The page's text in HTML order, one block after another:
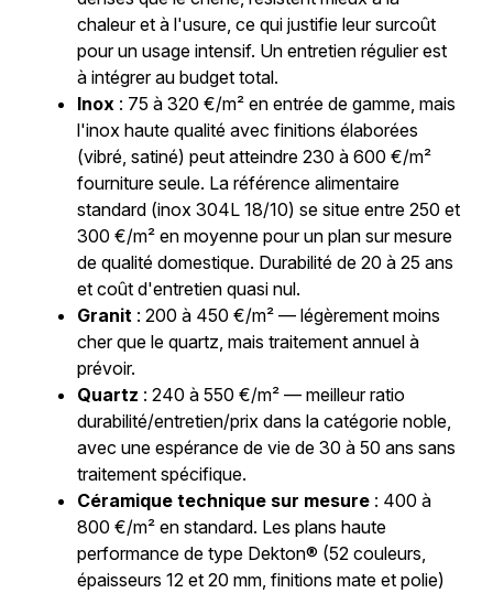
chaleur et à l'usure, ce qui justifie leur surcoût
pour un usage intensif. Un entretien régulier est
à intégrer au budget total.
Inox: 75 à 320 €/m² en entrée de gamme, mais
l'inox haute qualité avec finitions élaborées
(vibré, satiné) peut atteindre 230 à 600 €/m²
fourniture seule. La référence alimentaire
standard (inox 304L 18/10) se situe entre 250 et
300 €/m² en moyenne pour un plan sur mesure
de qualité domestique. Durabilité de 20 à 25 ans
et coût d'entretien quasi nul.
Granit: 200 à 450 €/m² — légèrement moins
cher que le quartz, mais traitement annuel à
prévoir.
Quartz : 240 à 550 €/m² — meilleur ratio
durabilité/entretien/prix dans la catégorie noble,
avec une espérance de vie de 30 à 50 ans sans
traitement spécifique.
Céramique technique sur mesure: 400 à
800 €/m² en standard. Les plans haute
performance de type Dekton® (52 couleurs,
épaisseurs 12 et 20 mm, finitions mate et polie)